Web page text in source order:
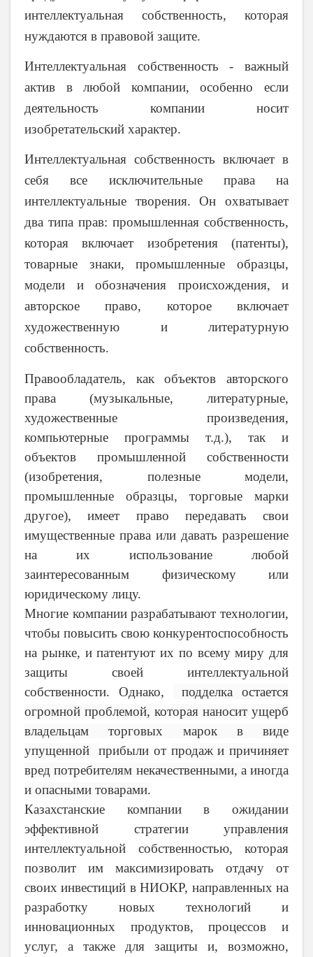
интеллектуальная собственность, которая
нуждаются в правовой защите.
Интеллектуальная собственность - важный
актив в любой компании, особенно если
деятельность компании носит
изобретательский характер.
Интеллектуальная собственность включает в
себя все исключительные права на
интеллектуальные творения. Он охватывает
два типа прав: промышленная собственность,
которая включает изобретения (патенты),
товарные знаки, промышленные образцы,
модели и обозначения происхождения, и
авторское право, которое включает
художественную и литературную
собственность.
Правообладатель, как объектов авторского
права (музыкальные, литературные,
художественные произведения,
компьютерные программы т.д.), так и
объектов промышленной собственности
(изобретения, полезные модели,
промышленные образцы, торговые марки
другое), имеет право передавать свои
имущественные права или давать разрешение
на их использование любой
заинтересованным физическому или
юридическому лицу.
Многие компании разрабатывают технологии,
чтобы повысить свою конкурентоспособность
на рынке, и патентуют их по всему миру для
защиты своей интеллектуальной
собственности. Однако,
подделка остается
огромной проблемой, которая наносит ущерб
владельцам торговых марок в виде
упущеннойприбыли от продаж и причиняет
вред потребителям некачественными, а иногда
и опасными товарами.
Казахстанские компании в ожидании
эффективной стратегии управления
интеллектуальной собственностью, которая
позволит им максимизировать отдачу от
своих инвестиций в НИОКР, направленных на
разработку новых технологий и
инновационных продуктов, процессов и
услуг, а также для защиты и, возможно,